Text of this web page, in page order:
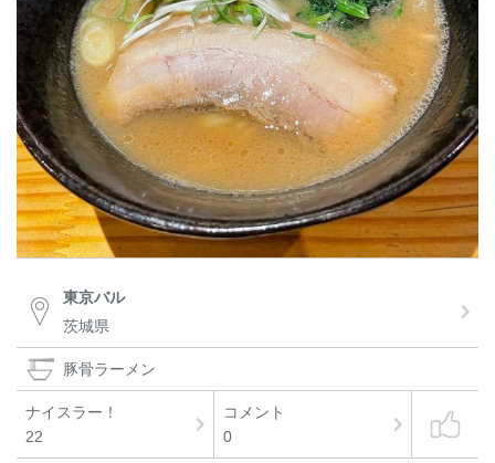
東京バル
茨城県
豚骨ラーメン
ナイスラー！
22
コメント
0